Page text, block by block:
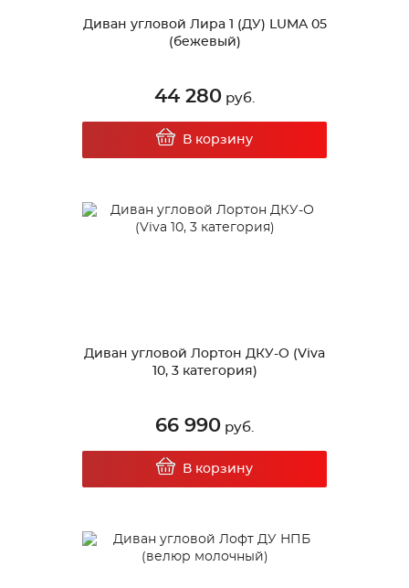
Диван угловой Лира 1 (ДУ) LUMA 05
(бежевый)
44 280 руб.
В корзину
Диван угловой Лортон ДКУ-О (Viva
10, 3 категория)
66 990 руб.
В корзину